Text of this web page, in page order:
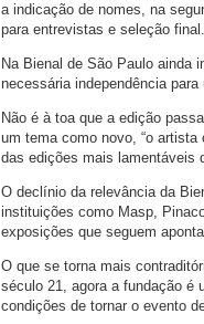
a indicação de nomes, na
para entrevistas e seleção final.
Na Bienal de São Paulo ainda
necessária independência
Não é à toa que a edição
um tema como novo, “o
das edições mais lamentáveis
O declínio da relevância da
instituições como Masp,
exposições que seguem
O que se torna mais
século 21, agora a fundação é
condições de tornar o evento